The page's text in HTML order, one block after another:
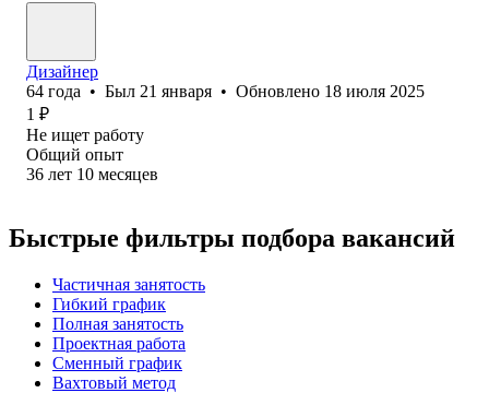
Дизайнер
64 года • Был 21 января • Обновлено 18 июля 2025
1 ₽
Не ищет работу
Общий опыт
36 лет 10 месяцев
Быстрые фильтры подбора вакансий
Частичная занятость
Гибкий график
Полная занятость
Проектная работа
Сменный график
Вахтовый метод